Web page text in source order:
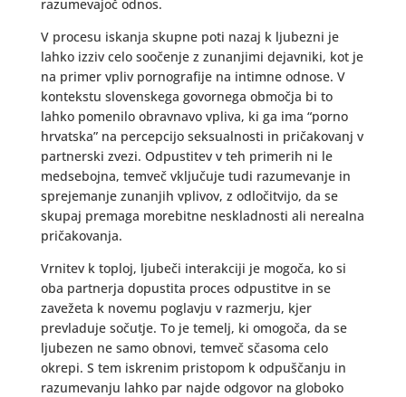
razumevajoč odnos.
V procesu iskanja skupne poti nazaj k ljubezni je
lahko izziv celo soočenje z zunanjimi dejavniki, kot je
na primer vpliv pornografije na intimne odnose. V
kontekstu slovenskega govornega območja bi to
lahko pomenilo obravnavo vpliva, ki ga ima “porno
hrvatska” na percepcijo seksualnosti in pričakovanj v
partnerski zvezi. Odpustitev v teh primerih ni le
medsebojna, temveč vključuje tudi razumevanje in
sprejemanje zunanjih vplivov, z odločitvijo, da se
skupaj premaga morebitne neskladnosti ali nerealna
pričakovanja.
Vrnitev k toploj, ljubeči interakciji je mogoča, ko si
oba partnerja dopustita proces odpustitve in se
zavežeta k novemu poglavju v razmerju, kjer
prevladuje sočutje. To je temelj, ki omogoča, da se
ljubezen ne samo obnovi, temveč sčasoma celo
okrepi. S tem iskrenim pristopom k odpuščanju in
razumevanju lahko par najde odgovor na globoko